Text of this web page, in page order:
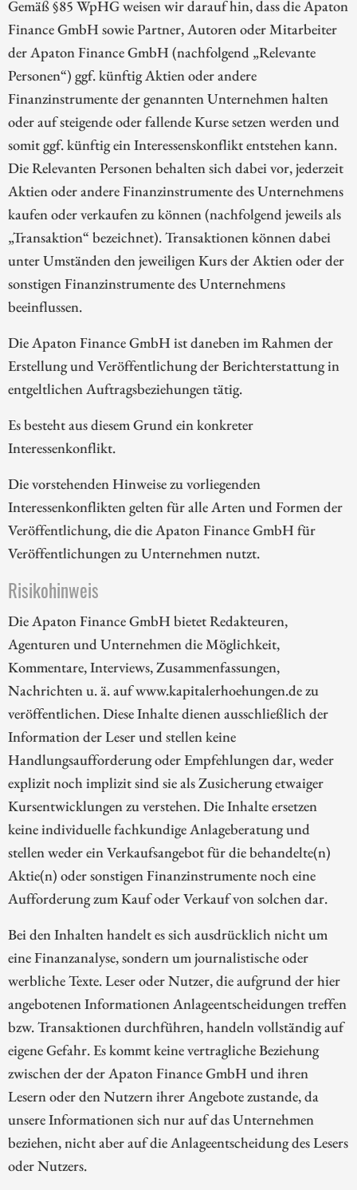
Gemäß §85 WpHG weisen wir darauf hin, dass die Apaton
Finance GmbH sowie Partner, Autoren oder Mitarbeiter
der Apaton Finance GmbH (nachfolgend „Relevante
Personen“) ggf. künftig Aktien oder andere
Finanzinstrumente der genannten Unternehmen halten
oder auf steigende oder fallende Kurse setzen werden und
somit ggf. künftig ein Interessenskonflikt entstehen kann.
Die Relevanten Personen behalten sich dabei vor, jederzeit
Aktien oder andere Finanzinstrumente des Unternehmens
kaufen oder verkaufen zu können (nachfolgend jeweils als
„Transaktion“ bezeichnet). Transaktionen können dabei
unter Umständen den jeweiligen Kurs der Aktien oder der
sonstigen Finanzinstrumente des Unternehmens
beeinflussen.
Die Apaton Finance GmbH ist daneben im Rahmen der
Erstellung und Veröffentlichung der Berichterstattung in
entgeltlichen Auftragsbeziehungen tätig.
Es besteht aus diesem Grund ein konkreter
Interessenkonflikt.
Die vorstehenden Hinweise zu vorliegenden
Interessenkonflikten gelten für alle Arten und Formen der
Veröffentlichung, die die Apaton Finance GmbH für
Veröffentlichungen zu Unternehmen nutzt.
Risikohinweis
Die Apaton Finance GmbH bietet Redakteuren,
Agenturen und Unternehmen die Möglichkeit,
Kommentare, Interviews, Zusammenfassungen,
Nachrichten u. ä. auf www.kapitalerhoehungen.de zu
veröffentlichen. Diese Inhalte dienen ausschließlich der
Information der Leser und stellen keine
Handlungsaufforderung oder Empfehlungen dar, weder
explizit noch implizit sind sie als Zusicherung etwaiger
Kursentwicklungen zu verstehen. Die Inhalte ersetzen
keine individuelle fachkundige Anlageberatung und
stellen weder ein Verkaufsangebot für die behandelte(n)
Aktie(n) oder sonstigen Finanzinstrumente noch eine
Aufforderung zum Kauf oder Verkauf von solchen dar.
Bei den Inhalten handelt es sich ausdrücklich nicht um
eine Finanzanalyse, sondern um journalistische oder
werbliche Texte. Leser oder Nutzer, die aufgrund der hier
angebotenen Informationen Anlageentscheidungen treffen
bzw. Transaktionen durchführen, handeln vollständig auf
eigene Gefahr. Es kommt keine vertragliche Beziehung
zwischen der der Apaton Finance GmbH und ihren
Lesern oder den Nutzern ihrer Angebote zustande, da
unsere Informationen sich nur auf das Unternehmen
beziehen, nicht aber auf die Anlageentscheidung des Lesers
oder Nutzers.